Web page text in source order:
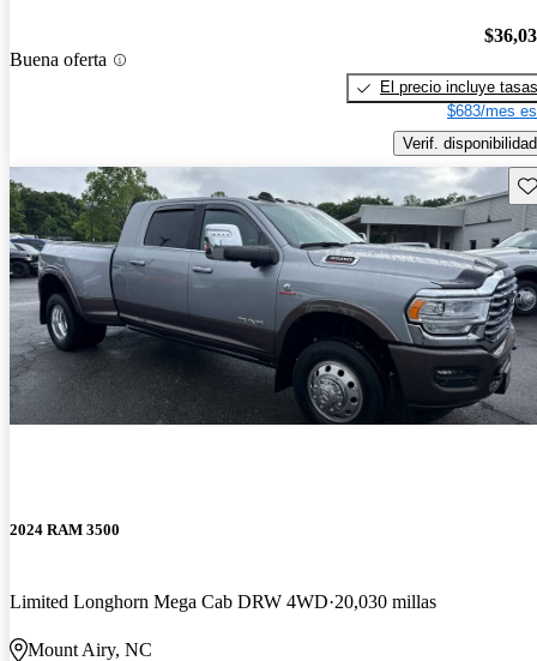
Buena oferta
El precio incluye tasas
$683/mes
Verif. disponibilidad
2024 RAM 3500
Limited Longhorn Mega Cab DRW 4WD 20,030 millas
Mount Airy, NC